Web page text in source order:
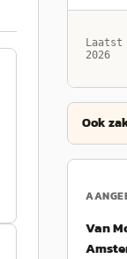
Laatst
2026
Ook
Van